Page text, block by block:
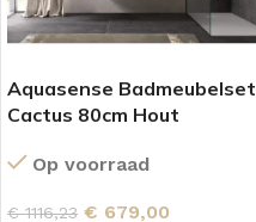
Aquasense Badmeubelset
Cactus 80cm Hout
Op voorraad
€1116,23 € 679,00